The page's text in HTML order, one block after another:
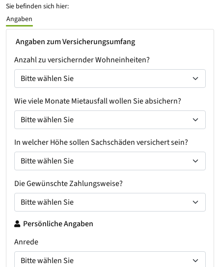
Sie befinden sich hier:
Angaben
Angaben zum Versicherungsumfang
Anzahl zu versichernder Wohneinheiten?
Wie viele Monate Mietausfall wollen Sie absichern?
In welcher Höhe sollen Sachschäden versichert sein?
Die Gewünschte Zahlungsweise?
Persönliche Angaben
Anrede